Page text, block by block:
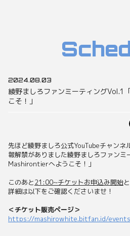
2024.08.03
綾野ましろファンミーティング
こそ！」
先ほど綾野ましろ公式YouTubeチャンネ
報解禁がありました綾野ましろファンミ
Mashirontierへようこそ！」
このあと21:00~チケットお申込み開始
詳細は以下をご確認くださいませ！
＜チケット販売ページ＞
https://mashirowhite.bitfan.id/